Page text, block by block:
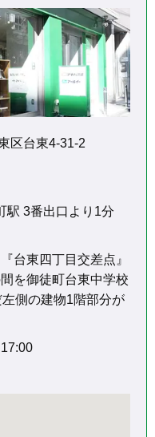
区台東4-31-2
台東四丁目交差点』
を御徒町台東中学校
側の建物1階部分が